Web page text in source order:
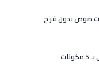
صوص بدون فراخ